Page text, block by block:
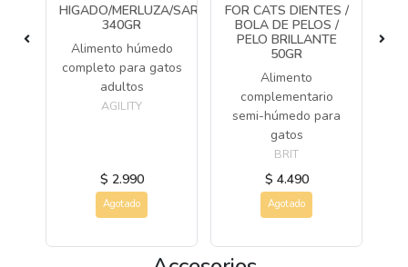
HIGADO/MERLUZA/SARDINA/VACUNO
340GR
Alimento húmedo
completo para gatos
adultos
AGILITY
$ 2.990
Agotado
FOR CATS DIENTES /
BOLA DE PELOS /
PELO BRILLANTE
50GR
Alimento
complementario
semi-húmedo para
gatos
BRIT
$ 4.490
Agotado